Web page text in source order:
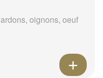
oignons, oeuf